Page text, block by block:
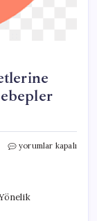
Ticaret
Yönelik
Inceleme
yorumlar kapalı